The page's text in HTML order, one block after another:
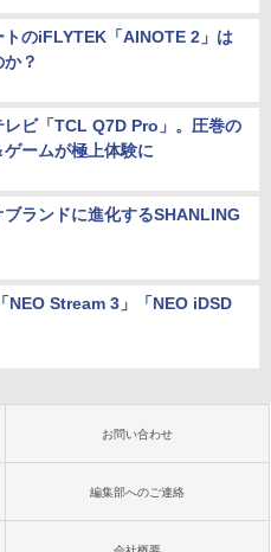
のiFLYTEK「AINOTE 2」は
？
レビ「TCL Q7D Pro」。圧巻の
ームが極上体験に
ランドに進化するSHANLING
Stream 3」「NEO iDSD
お問い合わせ
編集部へのご連絡